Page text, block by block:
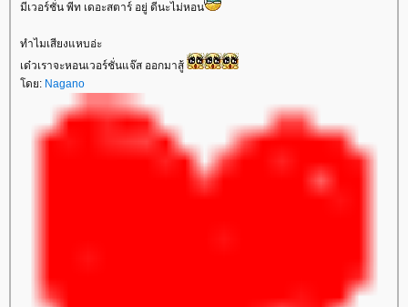
มีเวอร์ชั่น พีท เดอะสตาร์ อยู่ ดีนะไม่หอน
ทำไมเสียงแหบอ่ะ
เด๋วเราจะหอนเวอร์ชั่นแจ๊ส ออกมาสู้
ดย: Nagano